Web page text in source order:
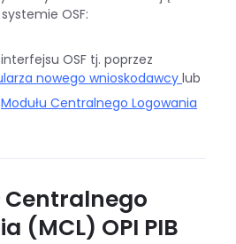
OSF:
OSF tj. poprzez
nowego wnioskodawcy lub
Modułu Centralnego Logowania
Centralnego
(MCL) OPI PIB